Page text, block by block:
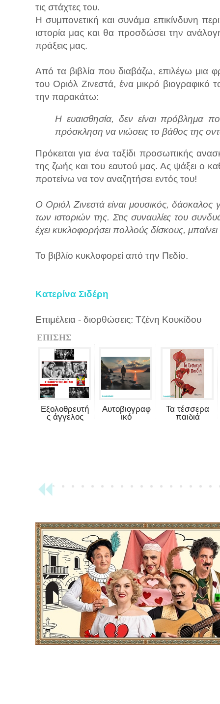
τις στάχτες του.
Η συμπονετική και συνάμα επικίνδυνη
ιστορία μας και θα προσδώσει την
πράξεις μας.
Από τα βιβλία που διαβάζω, επιλέγω μια
του Οριόλ Ζινεστά, ένα μικρό βιογραφικό
την παρακάτω:
Η ευαισθησία, δεν είναι πρόβλημα
πρόσκληση να νιώσεις το βάθος της
Πρόκειται για ένα ταξίδι προσωπικής
της ζωής και του εαυτού μας. Ας ψάξει ο
προτείνω να τον αναζητήσει εντός του!
Ο Οριόλ Ζινεστά είναι μουσικός, δάσκαλος
των ιστοριών της. Στις συναυλίες του
έχει κυκλοφορήσει πολλούς δίσκους,
Το βιβλίο κυκλοφορεί από την Πεδίο.
Κατερίνα Σιδέρη
Επιμέλεια - διορθώσεις: Τζένη Κουκίδου
ΕΠΙΣΗΣ
Εξολοθρευτή
ς άγγελος
Αυτοβιογραφ
ικό
Τα τέσσερα
παιδιά